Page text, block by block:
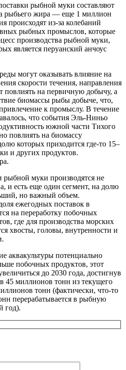
рыбной муки составляют
рыбьего жира — еще 1 миллион
происходят из-за колебаний
рыбных промыслов, которые
производства рыбной муки,
является перуанский анчоус
могут оказывать влияние на
скорости течения, направления
повлиять на первичную добычу, а
биомассы рыбы добыче, что,
к промыслу. В течение
что события Эль-Ниньо
южной части Тихого
повлиять на биомассу
которых приходится где-то 15–
и других продуктов.
муки производятся не
и есть еще один сегмент, на долю
но важный объем.
ежегодных поставок в
на переработку побочных
где для производства морских
хвосты, головы, внутренности и
аквакультуры потенциально
побочных продуктов, этот
до 2030 года, достигнув
45 миллионов тонн из текущего
тонн (фактически, что-то
перерабатывается в рыбную
год).